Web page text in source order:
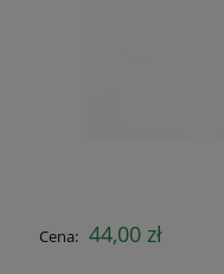
Cena: 44,00 zł